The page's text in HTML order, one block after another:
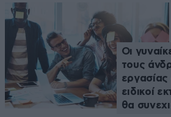
Οι
τους
εργασίας
ειδικοί
θα